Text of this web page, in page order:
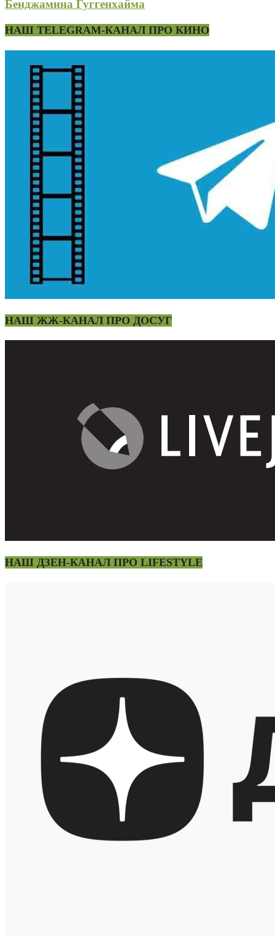
Бенджамина Гуггенхайма
НАШ TELEGRAM-КАНАЛ ПРО КИНО
НАШ ЖЖ-КАНАЛ ПРО ДОСУГ
НАШ ДЗЕН-КАНАЛ ПРО LIFESTYLE